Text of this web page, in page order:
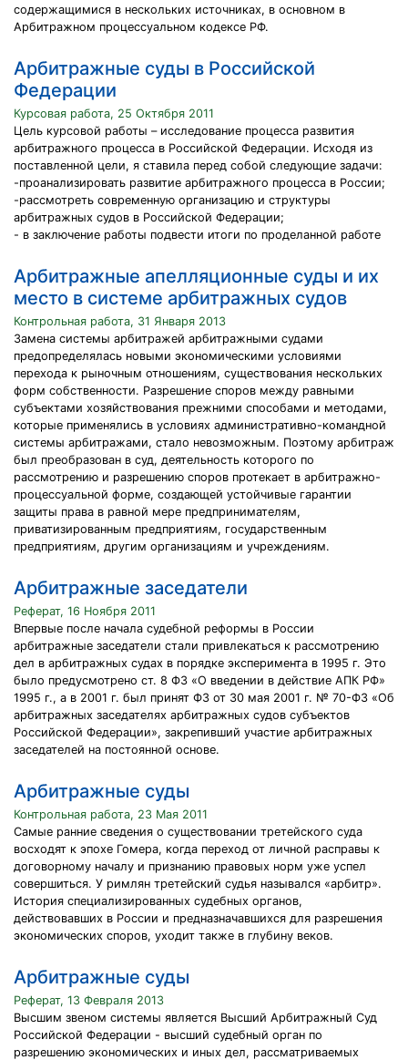
содержащимися в нескольких источниках, в основном в
Арбитражном процессуальном кодексе РФ.
Арбитражные суды в Российской
Федерации
Курсовая работа, 25 Октября 2011
Цель курсовой работы – исследование процесса развития
арбитражного процесса в Российской Федерации. Исходя из
поставленной цели, я ставила перед собой следующие задачи:
-проанализировать развитие арбитражного процесса в России;
-рассмотреть современную организацию и структуры
арбитражных судов в Российской Федерации;
- в заключение работы подвести итоги по проделанной работе
Арбитражные апелляционные суды и их
место в системе арбитражных судов
Контрольная работа, 31 Января 2013
Замена системы арбитражей арбитражными судами
предопределялась новыми экономическими условиями
перехода к рыночным отношениям, существования нескольких
форм собственности. Разрешение споров между равными
субъектами хозяйствования прежними способами и методами,
которые применялись в условиях административно-командной
системы арбитражами, стало невозможным. Поэтому арбитраж
был преобразован в суд, деятельность которого по
рассмотрению и разрешению споров протекает в арбитражно-
процессуальной форме, создающей устойчивые гарантии
защиты права в равной мере предпринимателям,
приватизированным предприятиям, государственным
предприятиям, другим организациям и учреждениям.
Арбитражные заседатели
Реферат, 16 Ноября 2011
Впервые после начала судебной реформы в России
арбитражные заседатели стали привлекаться к рассмотрению
дел в арбитражных судах в порядке эксперимента в 1995 г. Это
было предусмотрено ст. 8 ФЗ «О введении в действие АПК РФ»
1995 г., а в 2001 г. был принят ФЗ от 30 мая 2001 г. № 70-ФЗ «Об
арбитражных заседателях арбитражных судов субъектов
Российской Федерации», закрепивший участие арбитражных
заседателей на постоянной основе.
Арбитражные суды
Контрольная работа, 23 Мая 2011
Самые ранние сведения о существовании третейского суда
восходят к эпохе Гомера, когда переход от личной расправы к
договорному началу и признанию правовых норм уже успел
совершиться. У римлян третейский судья назывался «арбитр».
История специализированных судебных органов,
действовавших в России и предназначавшихся для разрешения
экономических споров, уходит также в глубину веков.
Арбитражные суды
Реферат, 13 Февраля 2013
Высшим звеном системы является Высший Арбитражный Суд
Российской Федерации - высший судебный орган по
разрешению экономических и иных дел, рассматриваемых